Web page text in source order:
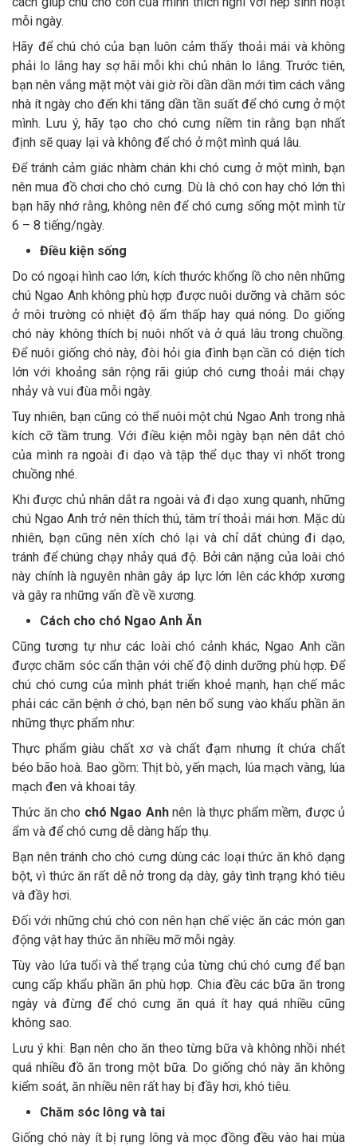
mỗi ngày.
Hãy để chú chó của bạn luôn cảm thấy thoải mái và không
phải lo lắng hay sợ hãi mỗi khi chủ nhân lo lắng. Trước tiên,
bạn nên vắng mặt một vài giờ rồi dần dần mới tìm cách vắng
nhà ít ngày cho đến khi tăng dần tần suất để chó cưng ở một
mình. Lưu ý, hãy tạo cho chó cưng niềm tin rằng bạn nhất
định sẽ quay lại và không để chó ở một mình quá lâu.
Để tránh cảm giác nhàm chán khi chó cưng ở một mình, bạn
nên mua đồ chơi cho chó cưng. Dù là chó con hay chó lớn thì
bạn hãy nhớ rằng, không nên để chó cưng sống một mình từ
6 – 8 tiếng/ngày.
Điều kiện sống
Do có ngoại hình cao lớn, kích thước khổng lồ cho nên những
chú Ngao Anh không phù hợp được nuôi dưỡng và chăm sóc
ở môi trường có nhiệt độ ẩm thấp hay quá nóng. Do giống
chó này không thích bị nuôi nhốt và ở quá lâu trong chuồng.
Để nuôi giống chó này, đòi hỏi gia đình bạn cần có diện tích
lớn với khoảng sân rộng rãi giúp chó cưng thoải mái chạy
nhảy và vui đùa mỗi ngày.
Tuy nhiên, bạn cũng có thể nuôi một chú Ngao Anh trong nhà
kích cỡ tầm trung. Với điều kiện mỗi ngày bạn nên dắt chó
của mình ra ngoài đi dạo và tập thể dục thay vì nhốt trong
chuồng nhé.
Khi được chủ nhân dắt ra ngoài và đi dạo xung quanh, những
chú Ngao Anh trở nên thích thú, tâm trí thoải mái hơn. Mặc dù
nhiên, bạn cũng nên xích chó lại và chỉ dắt chúng đi dạo,
tránh để chúng chạy nhảy quá độ. Bởi cân nặng của loài chó
này chính là nguyên nhân gây áp lực lớn lên các khớp xương
và gây ra những vấn đề về xương.
Cách cho chó Ngao Anh Ăn
Cũng tương tự như các loài chó cảnh khác, Ngao Anh cần
được chăm sóc cẩn thận với chế độ dinh dưỡng phù hợp. Để
chú chó cưng của mình phát triển khoẻ mạnh, hạn chế mắc
phải các căn bệnh ở chó, bạn nên bổ sung vào khẩu phần ăn
những thực phẩm như:
Thực phẩm giàu chất xơ và chất đạm nhưng ít chứa chất
béo bão hoà. Bao gồm: Thịt bò, yến mạch, lúa mạch vàng, lúa
mạch đen và khoai tây.
Thức ăn cho chó Ngao Anhnên là thực phẩm mềm, được ủ
ẩm và để chó cưng dễ dàng hấp thụ.
Bạn nên tránh cho chó cưng dùng các loại thức ăn khô dạng
bột, vì thức ăn rất dễ nở trong dạ dày, gây tình trạng khó tiêu
và đầy hơi.
Đối với những chú chó con nên hạn chế việc ăn các món gan
động vật hay thức ăn nhiều mỡ mỗi ngày.
Tùy vào lứa tuổi và thể trạng của từng chú chó cưng để bạn
cung cấp khẩu phần ăn phù hợp. Chia đều các bữa ăn trong
ngày và đừng để chó cưng ăn quá ít hay quá nhiều cũng
không sao.
Lưu ý khi: Bạn nên cho ăn theo từng bữa và không nhồi nhét
quá nhiều đồ ăn trong một bữa. Do giống chó này ăn không
kiểm soát, ăn nhiều nên rất hay bị đầy hơi, khó tiêu.
Chăm sóc lông và tai
Giống chó này ít bị rụng lông và mọc đồng đều vào hai mùa